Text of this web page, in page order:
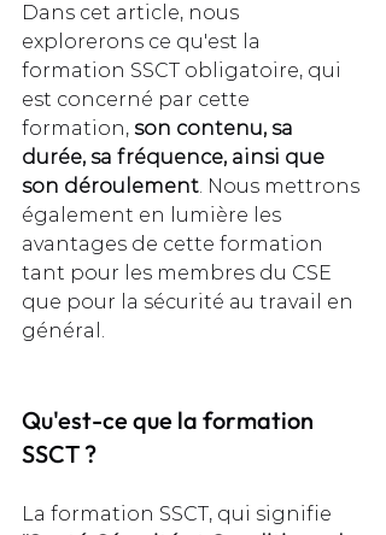
Dans cet article, nous
explorerons ce qu'est la
formation SSCT obligatoire, qui
est concerné par cette
formation, son contenu, sa
durée, sa fréquence, ainsi que
son déroulement. Nous mettrons
également en lumière les
avantages de cette formation
tant pour les membres du CSE
que pour la sécurité au travail en
général.
Qu'est-ce que la formation
SSCT ?
La formation SSCT, qui signifie